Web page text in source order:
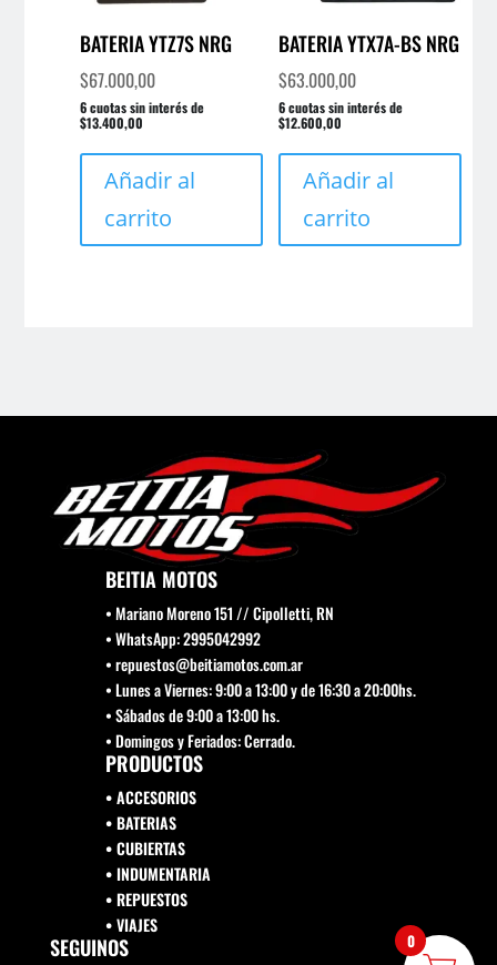
BATERIA YTZ7S NRG
$67.000,00
6 cuotas sin interés de
$13.400,00
Añadir al
carrito
BATERIA YTX7A-BS NRG
$63.000,00
6 cuotas sin interés de
$12.600,00
Añadir al
carrito
BEITIA MOTOS
• Mariano Moreno 151 // Cipolletti, RN
• WhatsApp: 2995042992
• repuestos@beitiamotos.com.ar
• Lunes a Viernes: 9:00 a 13:00 y de 16:30 a 20:00hs.
• Sábados de 9:00 a 13:00 hs.
• Domingos y Feriados: Cerrado.
PRODUCTOS
• ACCESORIOS
• BATERIAS
• CUBIERTAS
• INDUMENTARIA
• REPUESTOS
•VIAJES
SEGUINOS 0